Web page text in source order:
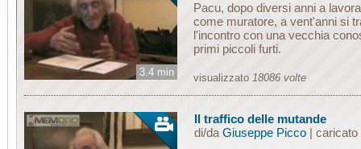
3.4 min
Pacu, dopo diversi anni a
come muratore, a vent'anni si
l'incontro con una vecchia
primi piccoli furti.
visualizzato 18086 volte
Il traffico delle mutande
di/da Giuseppe Picco| caricato